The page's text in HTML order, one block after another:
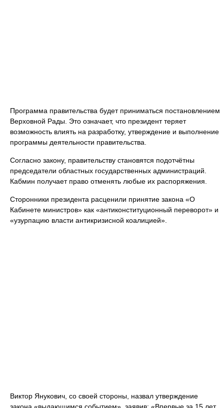
Программа правительства будет приниматься постановлением
Верховной Рады. Это означает, что президент теряет
возможность влиять на разработку, утверждение и выполнение
программы деятельности правительства.
Согласно закону, правительству становятся подотчётны
председатели областных государственных администраций.
Кабмин получает право отменять любые их распоряжения.
Сторонники президента расценили принятие закона «О
Кабинете министров» как «антиконституционный переворот» и
«узурпацию власти антикризисной коалицией».
Виктор Янукович, со своей стороны, назвал утверждение